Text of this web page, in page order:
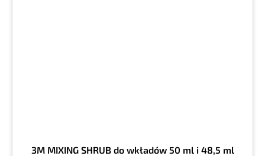
3M MIXING SHRUB do wkładów 50 ml i 48,5 ml